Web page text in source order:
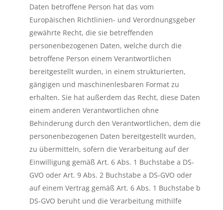
Daten betroffene Person hat das vom
Europäischen Richtlinien- und Verordnungsgeber
gewährte Recht, die sie betreffenden
personenbezogenen Daten, welche durch die
betroffene Person einem Verantwortlichen
bereitgestellt wurden, in einem strukturierten,
gängigen und maschinenlesbaren Format zu
erhalten. Sie hat außerdem das Recht, diese Daten
einem anderen Verantwortlichen ohne
Behinderung durch den Verantwortlichen, dem die
personenbezogenen Daten bereitgestellt wurden,
zu übermitteln, sofern die Verarbeitung auf der
Einwilligung gemäß Art. 6 Abs. 1 Buchstabe a DS-
GVO oder Art. 9 Abs. 2 Buchstabe a DS-GVO oder
auf einem Vertrag gemäß Art. 6 Abs. 1 Buchstabe b
DS-GVO beruht und die Verarbeitung mithilfe